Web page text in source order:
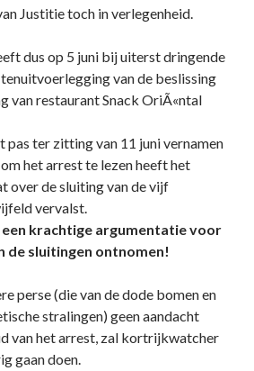
Justitie toch in verlegenheid.
dus op 5 juni bij uiterst dringende
van de beslissing
van restaurant Snack OriÃ«ntal
pas ter zitting van 11 juni vernamen
het arrest te lezen heeft het
over de sluiting van de vijf
vervalst.
een krachtige argumentatie voor
de sluitingen ontnomen!
perse (die van de dode bomen en
stralingen) geen aandacht
van het arrest, zal kortrijkwatcher
gaan doen.